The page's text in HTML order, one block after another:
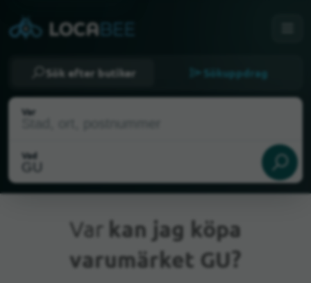
Sök efter butiker Sökuppdrag
Var
Vad
Nuvarande plats
Var kan jag köpa
varumärket GU?